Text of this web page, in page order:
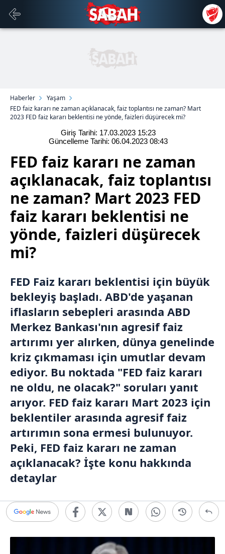
Haberler
Yaşam
FED faiz kararı ne zaman açıklanacak, faiz toplantısı ne zaman? Mart
2023 FED faiz kararı beklentisi ne yönde, faizleri düşürecek mi?
Giriş Tarihi: 17.03.2023 15:23
Güncelleme Tarihi: 06.04.2023 08:43
FED faiz kararı ne zaman
açıklanacak, faiz toplantısı
ne zaman? Mart 2023 FED
faiz kararı beklentisi ne
yönde, faizleri düşürecek
mi?
FED Faiz kararı beklentisi için büyük
bekleyiş başladı. ABD'de yaşanan
iflasların sebepleri arasında ABD
Merkez Bankası'nın agresif faiz
artırımı yer alırken, dünya genelinde
kriz çıkmaması için umutlar devam
ediyor. Bu noktada "FED faiz kararı
ne oldu, ne olacak?" soruları yanıt
arıyor. FED faiz kararı Mart 2023 için
beklentiler arasında agresif faiz
artırımın sona ermesi bulunuyor.
Peki, FED faiz kararı ne zaman
açıklanacak? İşte konu hakkında
detaylar